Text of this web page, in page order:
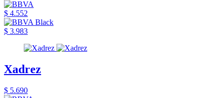
$ 4.552
$ 3.983
Xadrez
$ 5.690